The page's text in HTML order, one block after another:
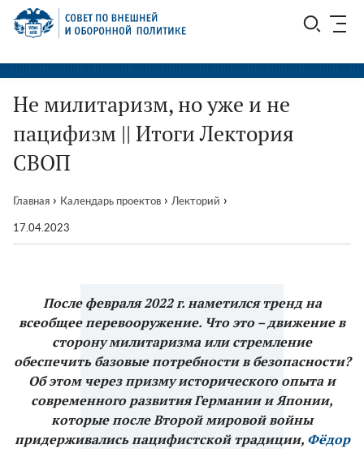
Перейти
СВОП
Не милитаризм, но уже и не
пацифизм || Итоги Лектория
СВОП
Главная › Календарь проектов › Лекторий ›
17.04.2023
После февраля 2022 г. наметился тренд на
всеобщее перевооружение. Что это – движение в
сторону милитаризма или стремление
обеспечить базовые потребности в безопасности?
Об этом через призму исторического опыта и
современного развития Германии и Японии,
которые после Второй мировой войны
придерживались пацифистской традиции, Фёдор